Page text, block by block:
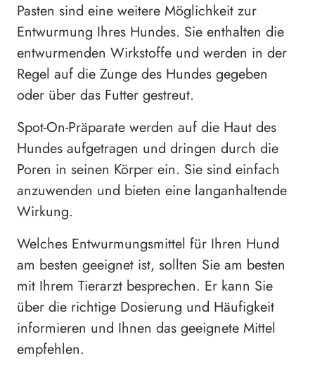
Pasten sind eine weitere Möglichkeit zur
Entwurmung Ihres Hundes. Sie enthalten die
entwurmenden Wirkstoffe und werden in der
Regel auf die Zunge des Hundes gegeben
oder über das Futter gestreut.
Spot-On-Präparate werden auf die Haut des
Hundes aufgetragen und dringen durch die
Poren in seinen Körper ein. Sie sind einfach
anzuwenden und bieten eine langanhaltende
Wirkung.
Welches Entwurmungsmittel für Ihren Hund
am besten geeignet ist, sollten Sie am besten
mit Ihrem Tierarzt besprechen. Er kann Sie
über die richtige Dosierung und Häufigkeit
informieren und Ihnen das geeignete Mittel
empfehlen.